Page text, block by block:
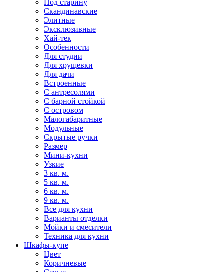
Под старину
Скандинавские
Элитные
Эксклюзивные
Хай-тек
Особенности
Для студии
Для хрущевки
Для дачи
Встроенные
С антресолями
С барной стойкой
С островом
Малогабаритные
Модульные
Скрытые ручки
Размер
Мини-кухни
Узкие
3 кв. м.
5 кв. м.
6 кв. м.
9 кв. м.
Все для кухни
Варианты отделки
Мойки и смесители
Техника для кухни
Шкафы-купе
Цвет
Коричневые